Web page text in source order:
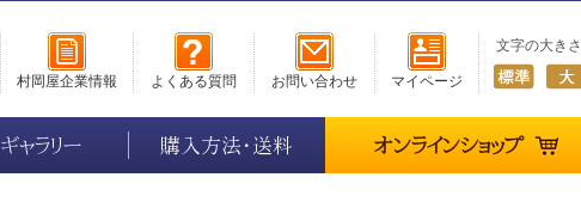
文字の大きさ
村岡屋企業情報 よくある質問 お問い合わせ マイページ
ギャラリー 購入方法・送料 オンラインショップ